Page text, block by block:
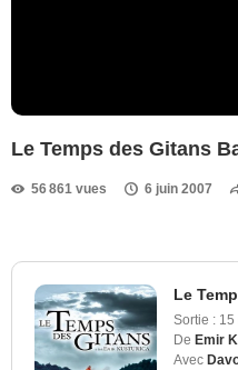
Le Temps des Gitans
56 861 vues 6 juin 2007
Le
Sortie : 15
De Emir
Avec